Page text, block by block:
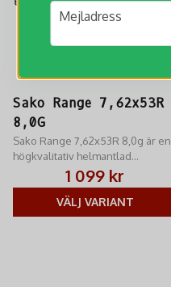
Sako Range 7,62x53R
8,0G
Sako Range 7,62x53R 8,0g är en
högkvalitativ helmantlad
ammunition (FMJ - Full Metal
Jacket)
1 099 kr
VÄLJ VARIANT
email
Mejladress